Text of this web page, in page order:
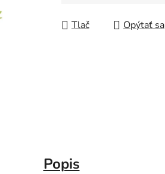
Tlač Opýtať sa
Popis